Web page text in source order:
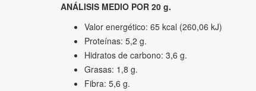
ANÁLISIS MEDIO POR 20 g.
Valor energético: 65 kcal (260,06 kJ)
Proteínas: 5,2 g.
Hidratos de carbono: 3,6 g.
Grasas: 1,8 g.
Fibra: 5,6 g.